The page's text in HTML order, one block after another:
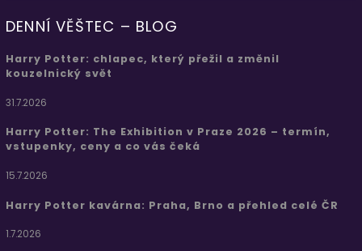
DENNÍ VĚŠTEC – BLOG
Harry Potter: chlapec, který přežil a změnil
kouzelnický svět
31.7.2026
Harry Potter: The Exhibition v Praze 2026 – termín,
vstupenky, ceny a co vás čeká
15.7.2026
Harry Potter kavárna: Praha, Brno a přehled celé ČR
1.7.2026